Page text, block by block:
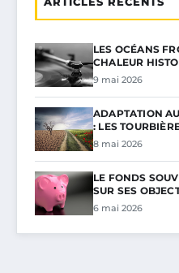
LES OCÉANS
CHALEUR
9 mai 2026
ADAPTATION
: LES
8 mai 2026
LE FONDS
SUR SES
6 mai 2026